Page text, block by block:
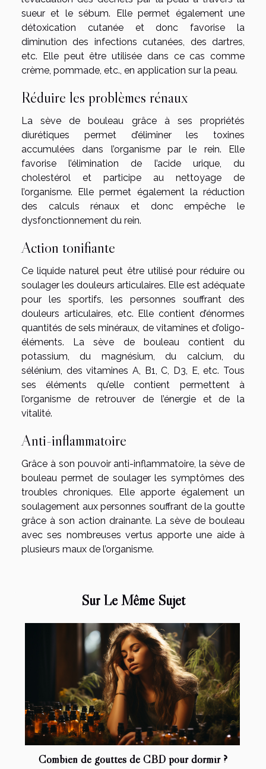
sueur et le sébum. Elle permet également une
détoxication cutanée et donc favorise la
diminution des infections cutanées, des dartres,
etc. Elle peut être utilisée dans ce cas comme
crème, pommade, etc., en application sur la peau.
Réduire les problèmes rénaux
La sève de bouleau grâce à ses propriétés
diurétiques permet d’éliminer les toxines
accumulées dans l’organisme par le rein. Elle
favorise l’élimination de l’acide urique, du
cholestérol et participe au nettoyage de
l’organisme. Elle permet également la réduction
des calculs rénaux et donc empêche le
dysfonctionnement du rein.
Action tonifiante
Ce liquide naturel peut être utilisé pour réduire ou
soulager les douleurs articulaires. Elle est adéquate
pour les sportifs, les personnes souffrant des
douleurs articulaires, etc. Elle contient d’énormes
quantités de sels minéraux, de vitamines et d’oligo-
éléments. La sève de bouleau contient du
potassium, du magnésium, du calcium, du
sélénium, des vitamines A, B1, C, D3, E, etc. Tous
ses éléments qu’elle contient permettent à
l’organisme de retrouver de l’énergie et de la
vitalité.
Anti-inflammatoire
Grâce à son pouvoir anti-inflammatoire, la sève de
bouleau permet de soulager les symptômes des
troubles chroniques. Elle apporte également un
soulagement aux personnes souffrant de la goutte
grâce à son action drainante. La sève de bouleau
avec ses nombreuses vertus apporte une aide à
plusieurs maux de l’organisme.
Sur Le Même Sujet
Combien de gouttes de CBD pour dormir ?